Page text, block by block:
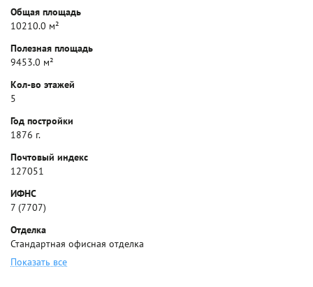
Общая площадь
10210.0 м²
Полезная площадь
9453.0 м²
Кол-во этажей
5
Год постройки
1876 г.
Почтовый индекс
127051
ИФНС
7 (7707)
Отделка
Стандартная офисная отделка
Показать все